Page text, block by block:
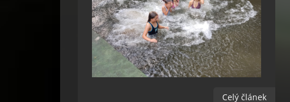
Celý článek